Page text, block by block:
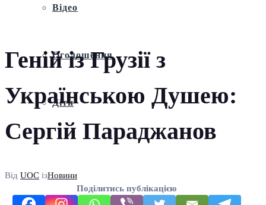
Відео
Оголошення
Діти
Геній із Грузії з
Українською Душею:
Сергій Параджанов
Від UOC ізНовини
Поділитись публікацією